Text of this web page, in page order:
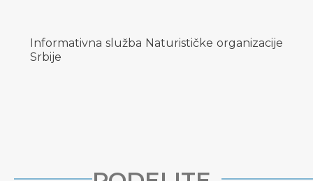
Informativna služba Naturističke organizacije
Srbije